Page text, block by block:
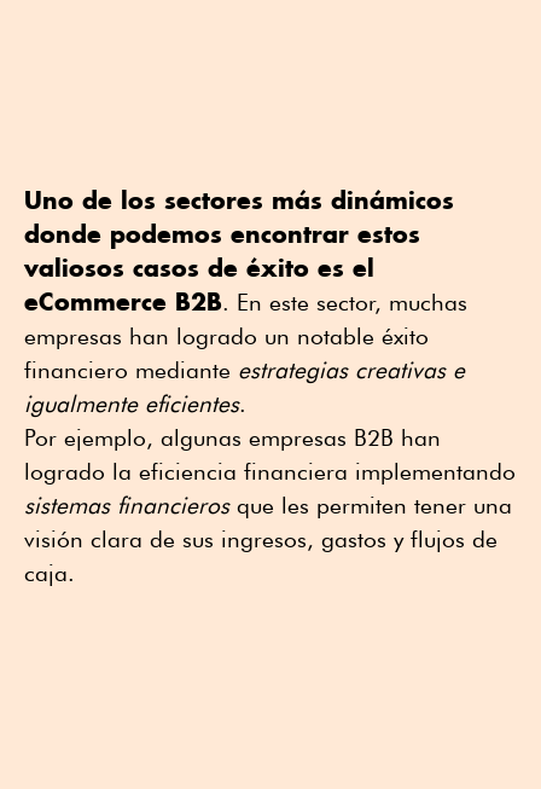
Uno de los sectores más dinámicos
donde podemos encontrar estos
valiosos casos de éxito es el
eCommerce B2B. En este sector, muchas
empresas han logrado un notable éxito
financiero mediante estrategias creativas e
igualmente eficientes.
Por ejemplo, algunas empresas B2B han
logrado la eficiencia financiera implementando
sistemas financierosque les permiten tener una
visión clara de sus ingresos, gastos y flujos de
caja.